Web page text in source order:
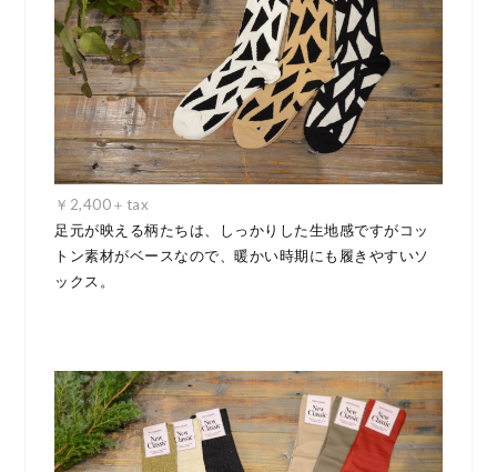
￥2,400＋tax
足元が映える柄たちは、しっかりした生地感ですがコッ
トン素材がベースなので、暖かい時期にも履きやすいソ
ックス。